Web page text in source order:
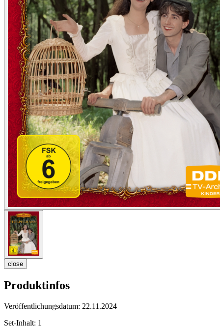
close
Produktinfos
Veröffentlichungsdatum: 22.11.2024
Set-Inhalt: 1